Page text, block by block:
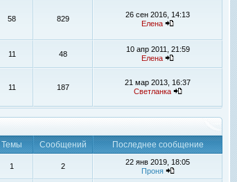
58 829
26 сен 2016, 14:13
Елена
11 48
10 апр 2011, 21:59
Елена
11 187
21 мар 2013, 16:37
Светланка
Темы Сообщений Последнее сообщение
1 2
22 янв 2019, 18:05
Проня